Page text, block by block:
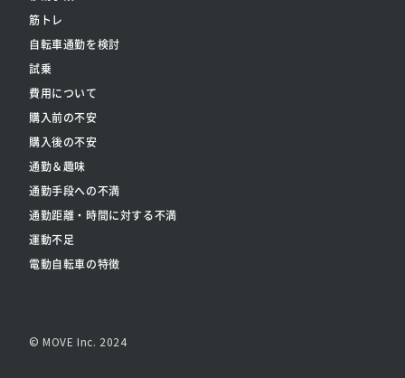
筋トレ
自転車通勤を検討
試乗
費用について
購入前の不安
購入後の不安
通勤＆趣味
通勤手段への不満
通勤距離・時間に対する不満
運動不足
電動自転車の特徴
© MOVE Inc. 2024